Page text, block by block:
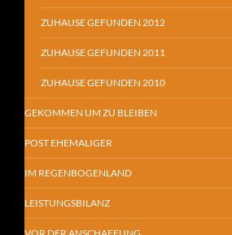
ZUHAUSE GEFUNDEN 2012
ZUHAUSE GEFUNDEN 2011
ZUHAUSE GEFUNDEN 2010
GEKOMMEN UM ZU BLEIBEN
POST EHEMALIGER
IM REGENBOGENLAND
LEISTUNGSBILANZ